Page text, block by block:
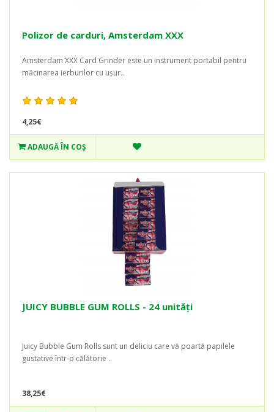
Polizor de carduri, Amsterdam XXX
Amsterdam XXX Card Grinder este un instrument portabil pentru
măcinarea ierburilor cu ușur..
4,25€
ADAUGĂ ÎN COŞ
JUICY BUBBLE GUM ROLLS - 24 unități
Juicy Bubble Gum Rolls sunt un deliciu care vă poartă papilele
gustative într-o călătorie ..
38,25€